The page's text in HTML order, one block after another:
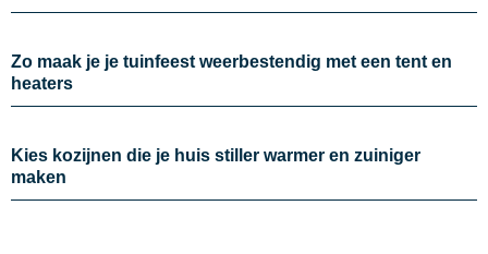
Zo maak je je tuinfeest weerbestendig met een tent en
heaters
Kies kozijnen die je huis stiller warmer en zuiniger
maken